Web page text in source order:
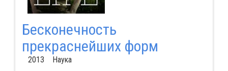
Бесконечноcть
прекраснейших форм
2013 Наука